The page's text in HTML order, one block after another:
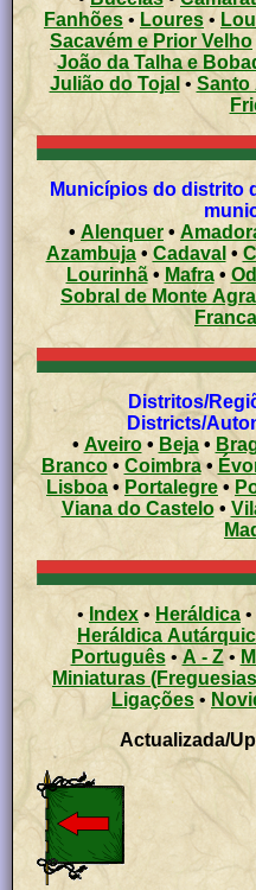
Fanhões • Loures •
Sacavém e Prior Velho
João da Talha e
Julião do Tojal • Santo
Municípios do distrito de Lisboa - Lisboa district
• Alenquer •
Azambuja• Cadaval •
Lourinhã• Mafra•
Sobral de Monte
Distritos/Regiões
Districts/
• Aveiro• Beja•
Branco• Coimbra•
Lisboa • Portalegre •
Viana do Castelo•
• Index • Heráldica •
Heráldica
Português• A - Z•
Miniaturas
Ligações •
Actualizada/